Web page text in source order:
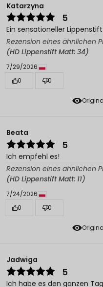
Katarzyna
5
Ein sensationeller
Rezension eines ähnlichen
(HD Lippenstift Matt: 34)
7/29/2026
0
0
Beata
5
Ich empfehl es!
Rezension eines ähnlichen
(HD Lippenstift Matt: 11)
7/24/2026
0
0
Jadwiga
5
Ich habe es den ganzen